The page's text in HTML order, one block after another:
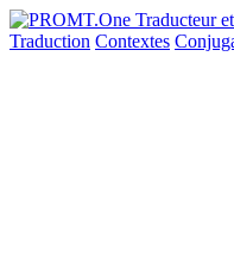
Traduction Contextes